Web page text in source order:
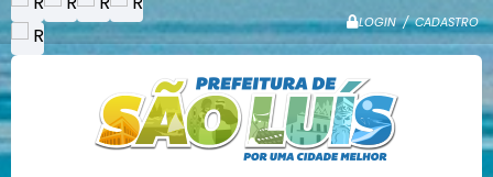
LOGIN / CADASTRO